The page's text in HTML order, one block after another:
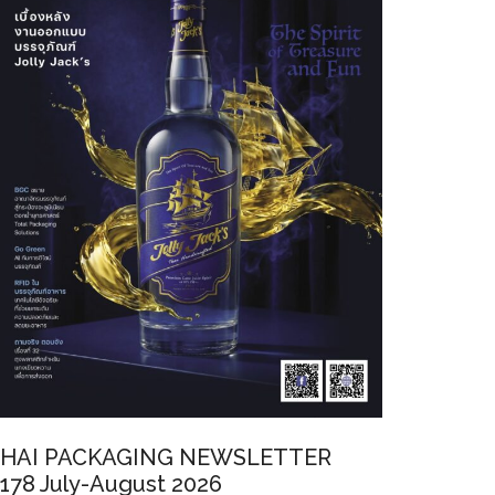
PACKAGING NEWSLETTER
July-August 2026